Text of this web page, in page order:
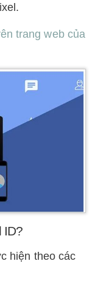
trang web của
ID?
hiện theo các